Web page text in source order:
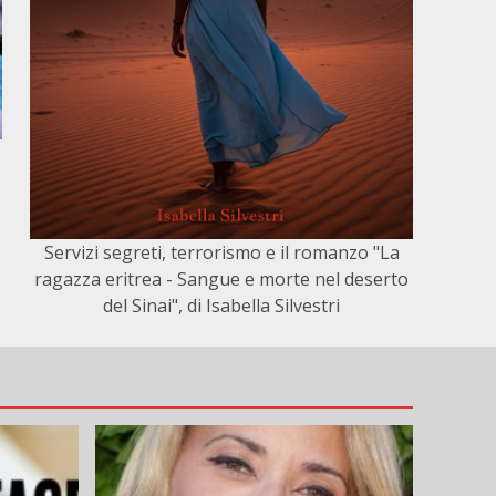
Servizi segreti, terrorismo e il romanzo "La
ragazza eritrea - Sangue e morte nel deserto
del Sinai", di Isabella Silvestri